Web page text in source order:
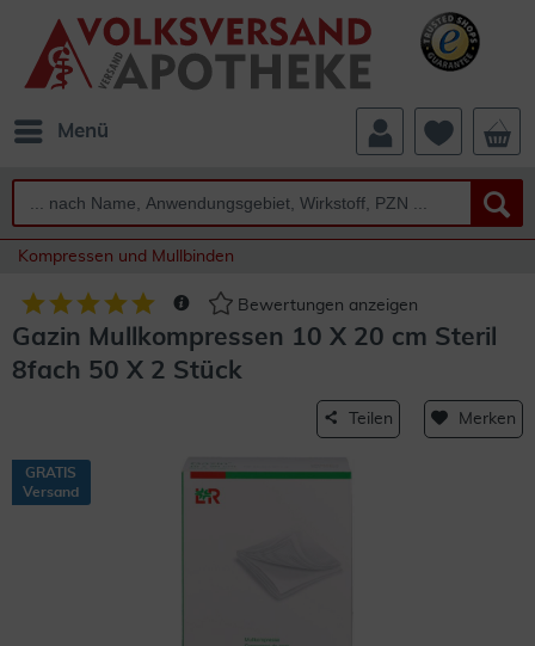
Menü
Kompressen und Mullbinden
Bewertungen anzeigen
Gazin Mullkompressen 10 X 20 cm Steril
8fach 50 X 2 Stück
Teilen Merken
GRATIS
Versand